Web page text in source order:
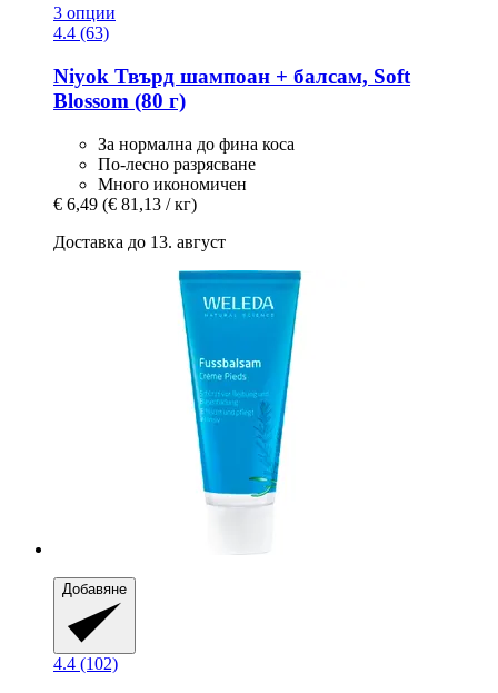
3 опции
4.4 (63)
Niyok Твърд шампоан + балсам, Soft
Blossom (80 г)
За нормална до фина коса
По-лесно разрясване
Много икономичен
€ 6,49 (€ 81,13 / кг)
Доставка до 13. август
Добавяне
4.4 (102)